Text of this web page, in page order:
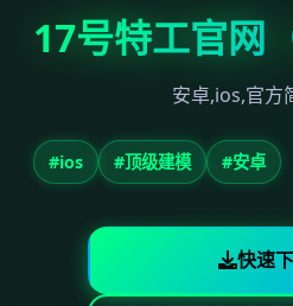
17号特工官网
安卓,ios,官方
#ios #顶级建模 #安卓
快速